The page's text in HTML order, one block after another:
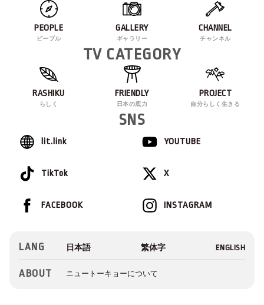
PEOPLE
ピープル
GALLERY
ギャラリー
CHANNEL
チャンネル
TV CATEGORY
RASHIKU
らしく
FRIENDLY
日本の底力
PROJECT
自分らしく生きる
SNS
lit.link YOUTUBE
TikTok X
INSTAGRAM
FACEBOOK
LANG
ABOUT ニュートーキョーについて